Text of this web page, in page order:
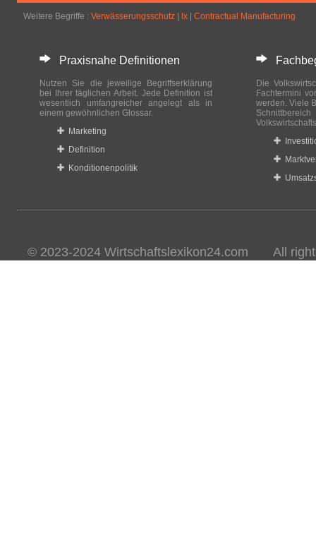
Weitere Begriffe : Verwässerungsschutz Ix Contractual Manufacturing
Praxisnahe Definitionen
Nutzen Sie die jeweilige Begriffserklärung
bei Ihrer täglichen Arbeit. Jede Definition ist
wesentlich umfangreicher angelegt als in
einem gewöhnlichen Glossar.
Marketing
Definition
Konditionenpolitik
Die
Fachtermini
werden. Viele
© 2023-2024 Wirtschaftslexikon24.com All